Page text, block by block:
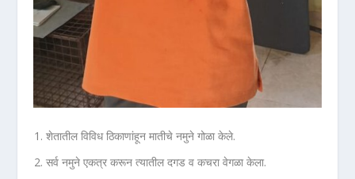
शेतातील विविध ठिकाणांहून मातीचे नमुने गोळा केले.
सर्व नमुने एकत्र करून त्यातील दगड व कचरा वेगळा केला.